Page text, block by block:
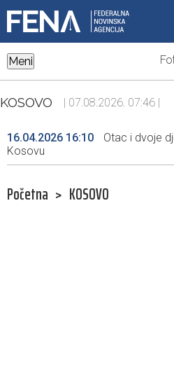
Meni
KOSOVO | 07.08.2026. 07:46 |
16.04.2026 16:10
Otac i dvoje
Kosovu
Početna > KOSOVO